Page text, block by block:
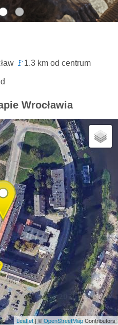
🚩 1.3 km od centrum
Wrocławia
Leaflet| ©OpenStreetMapContributors